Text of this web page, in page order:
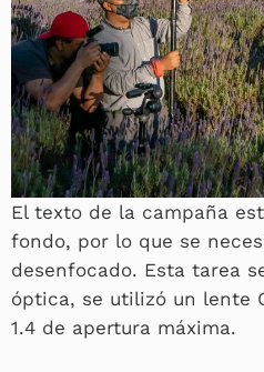
El texto de la campaña
fondo, por lo que se
desenfocado. Esta tarea
óptica, se utilizó un lente
1.4 de apertura máxima.